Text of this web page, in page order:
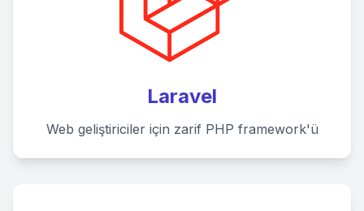
Laravel
Web geliştiriciler için zarif PHP framework'ü